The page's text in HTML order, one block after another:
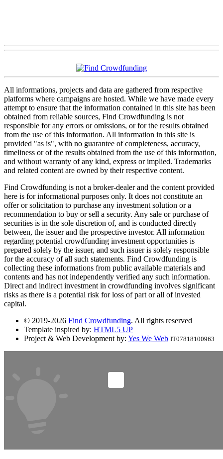
All informations, projects and data are gathered from respective
platforms where campaigns are hosted. While we have made every
attempt to ensure that the information contained in this site has been
obtained from reliable sources, Find Crowdfunding is not
responsible for any errors or omissions, or for the results obtained
from the use of this information. All information in this site is
provided "as is", with no guarantee of completeness, accuracy,
timeliness or of the results obtained from the use of this information,
and without warranty of any kind, express or implied. Trademarks
and related content are owned by their respective content.
Find Crowdfunding is not a broker-dealer and the content provided
here is for informational purposes only. It does not constitute an
offer or solicitation to purchase any investment solution or a
recommendation to buy or sell a security. Any sale or purchase of
securities is in the sole discretion of, and is conducted directly
between, the issuer and the prospective investor. All information
regarding potential crowdfunding investment opportunities is
prepared solely by the issuer, and such issuer is solely responsible
for the accuracy of all such statements. Find Crowdfunding is
collecting these informations from public available materials and
contents and has not independently verified any such information.
Direct and indirect investment in crowdfunding involves significant
risks as there is a potential risk for loss of part or all of invested
capital.
© 2019-2026 Find Crowdfunding. All rights reserved
Template inspired by: HTML5 UP
Project & Web Development by: Yes We Web IT07818100963